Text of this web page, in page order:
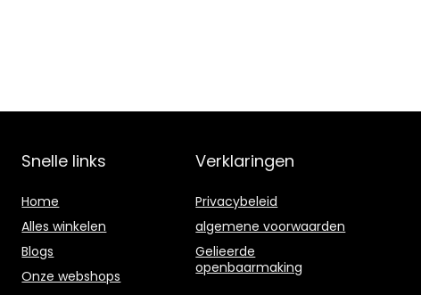
Snelle links
Home
Alles winkelen
Blogs
Onze webshops
Verklaringen
Privacybeleid
algemene voorwaarden
Gelieerde
openbaarmaking